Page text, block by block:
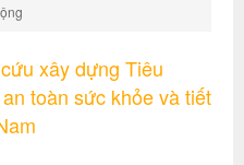
xây dựng Tiêu
toàn sức khỏe và tiết